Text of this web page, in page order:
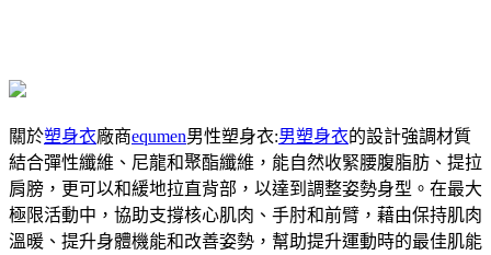
關於塑身衣廠商equmen男性塑身衣:男塑身衣的設計強調材質
結合彈性纖維、尼龍和聚酯纖維，能自然收緊腰腹脂肪、提拉
肩膀，更可以和緩地拉直背部，以達到調整姿勢身型。在最大
極限活動中，協助支撐核心肌肉、手肘和前臂，藉由保持肌肉
溫暖、提升身體機能和改善姿勢，幫助提升運動時的最佳肌能